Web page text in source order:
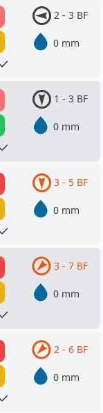
2 - 3 BF
0 mm
1 - 3 BF
0 mm
3 - 5 BF
0 mm
3 - 7 BF
0 mm
2 - 6 BF
0 mm